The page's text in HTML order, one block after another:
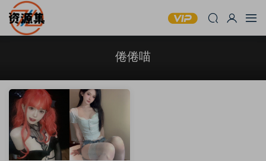
倦倦喵